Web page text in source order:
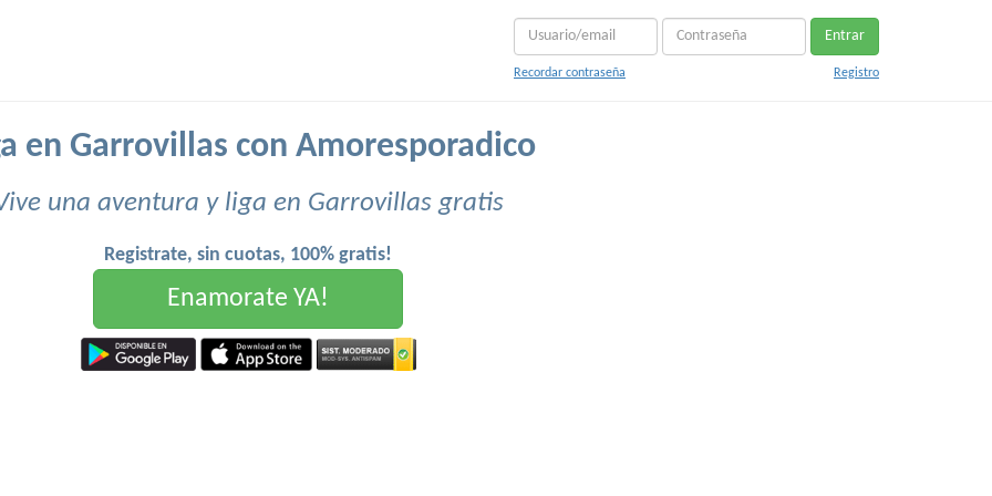
Entrar
Recordar contraseña Registro
en Garrovillas con Amoresporadico
una aventura y liga en Garrovillas gratis
Registrate, sin cuotas, 100% gratis!
Enamorate YA!